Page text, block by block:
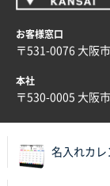
A4バイン
青森県K社
ワンポイ
2025年12月
お客様窓口
〒531-0076 大阪
本社
〒530-0005 大阪
名入れカレ